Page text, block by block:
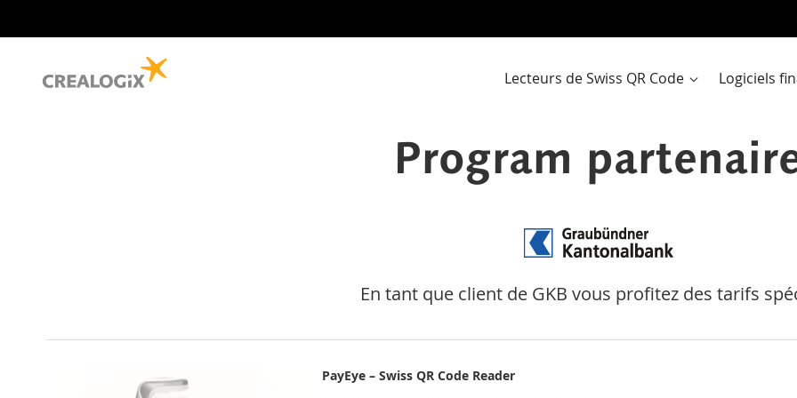
au
Lecteurs de Swiss QR Code Logiciels
Program
En tant que client de GKB vous profitez des tarifs
PayEye – Swiss QR Code Reader